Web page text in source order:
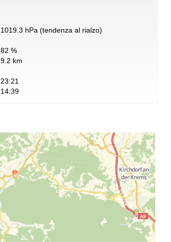
1019.3 hPa (tendenza al rialzo)
82 %
9.2 km
23:21
14:39